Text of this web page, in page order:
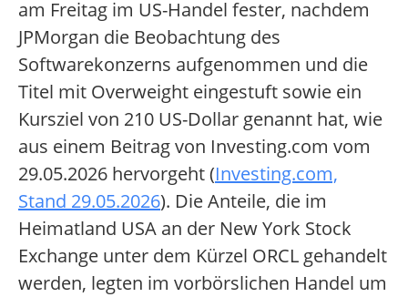
am Freitag im US-Handel fester, nachdem
JPMorgan die Beobachtung des
Softwarekonzerns aufgenommen und die
Titel mit Overweight eingestuft sowie ein
Kursziel von 210 US-Dollar genannt hat, wie
aus einem Beitrag von Investing.com vom
29.05.2026 hervorgeht (Investing.com,
Stand 29.05.2026). Die Anteile, die im
Heimatland USA an der New York Stock
Exchange unter dem Kürzel ORCL gehandelt
werden, legten im vorbörslichen Handel um